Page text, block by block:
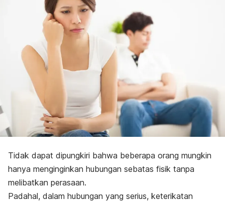
Tidak dapat dipungkiri bahwa beberapa orang mungkin
hanya menginginkan hubungan sebatas fisik tanpa
melibatkan perasaan.
Padahal, dalam hubungan yang serius, keterikatan